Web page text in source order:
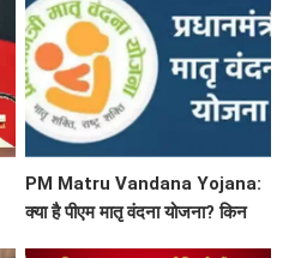
PM Matru Vandana Yojana:
क्या है पीएम मातृ वंदना योजना? किन